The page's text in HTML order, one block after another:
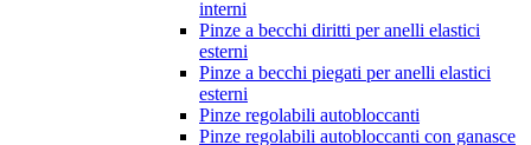
interni
Pinze a becchi diritti per anelli elastici
esterni
Pinze a becchi piegati per anelli elastici
esterni
Pinze regolabili autobloccanti
Pinze regolabili autobloccanti con ganasce